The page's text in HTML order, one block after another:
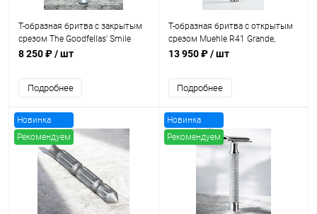
Т-образная бритва с закрытым
срезом The Goodfellas' Smile
Styletto Shadow Blue, алюминий
8 250 ₽/ шт
Подробнее
Т-образная бритва с открытым
срезом Muehle R41 Grande,
нержавеющая сталь
13 950 ₽/ шт
Подробнее
Новинка
Рекомендуем
Хит продаж
Новинка
Рекомендуем